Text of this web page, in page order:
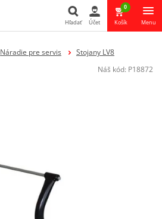
Hľadať Účet
0
Košík Menu
Náradie pre servis
Stojany LV8
Náš kód: P18872